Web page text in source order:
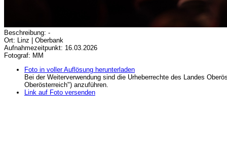
Beschreibung: -
Ort: Linz | Oberbank
Aufnahmezeitpunkt: 16.03.2026
Fotograf: MM
Foto in voller Auflösung herunterladen
Bei der Weiterverwendung sind die Urheberrechte des Landes
Oberösterreich") anzuführen.
Link auf Foto versenden